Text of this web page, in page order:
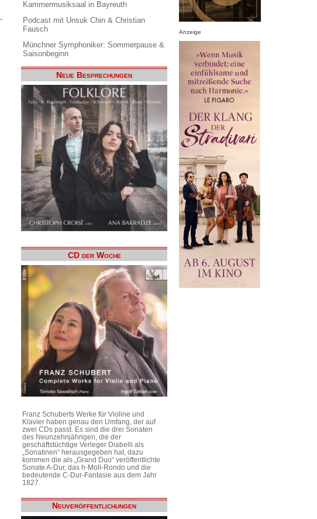
Kammermusiksaal in Bayreuth
Podcast mit Unsuk Chin & Christian
Fausch
Münchner Symphoniker: Sommerpause &
Saisonbeginn
Neue Besprechungen
CD der Woche
Franz Schuberts Werke für Violine und
Klavier haben genau den Umfang, der auf
zwei CDs passt. Es sind die drei Sonaten
des Neunzehnjährigen, die der
geschäftstüchtige Verleger Diabelli als
„Sonatinen“ herausgegeben hat, dazu
kommen die als „Grand Duo“ veröffentlichte
Sonate A-Dur, das h-Moll-Rondo und die
bedeutende C-Dur-Fantasie aus dem Jahr
1827.
Neuveröffentlichungen
Anzeige